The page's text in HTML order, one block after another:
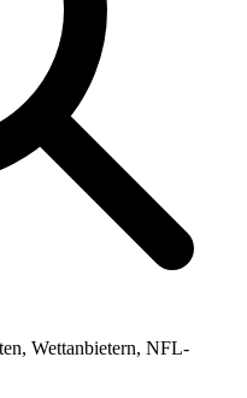
Wettanbietern, NFL-